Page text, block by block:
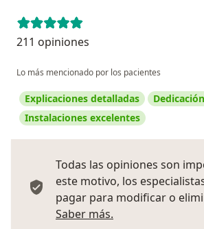
211 opiniones
Lo más mencionado por los pacientes
Explicaciones detalladas
Instalaciones excelentes
Todas las opiniones son
este motivo, los
pagar para modificar o
Saber más.